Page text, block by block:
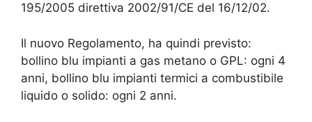
195/2005 direttiva 2002/91/CE del 16/12/02.
Il nuovo Regolamento, ha quindi previsto:
bollino blu impianti a gas metano o GPL: ogni 4
anni, bollino blu impianti termici a combustibile
liquido o solido: ogni 2 anni.